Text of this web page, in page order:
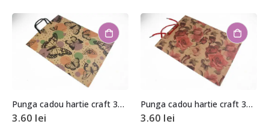
Punga cadou hartie craft 33x24x8cm
3.60 lei
Punga cadou hartie craft 33x24x8cm
3.60 lei